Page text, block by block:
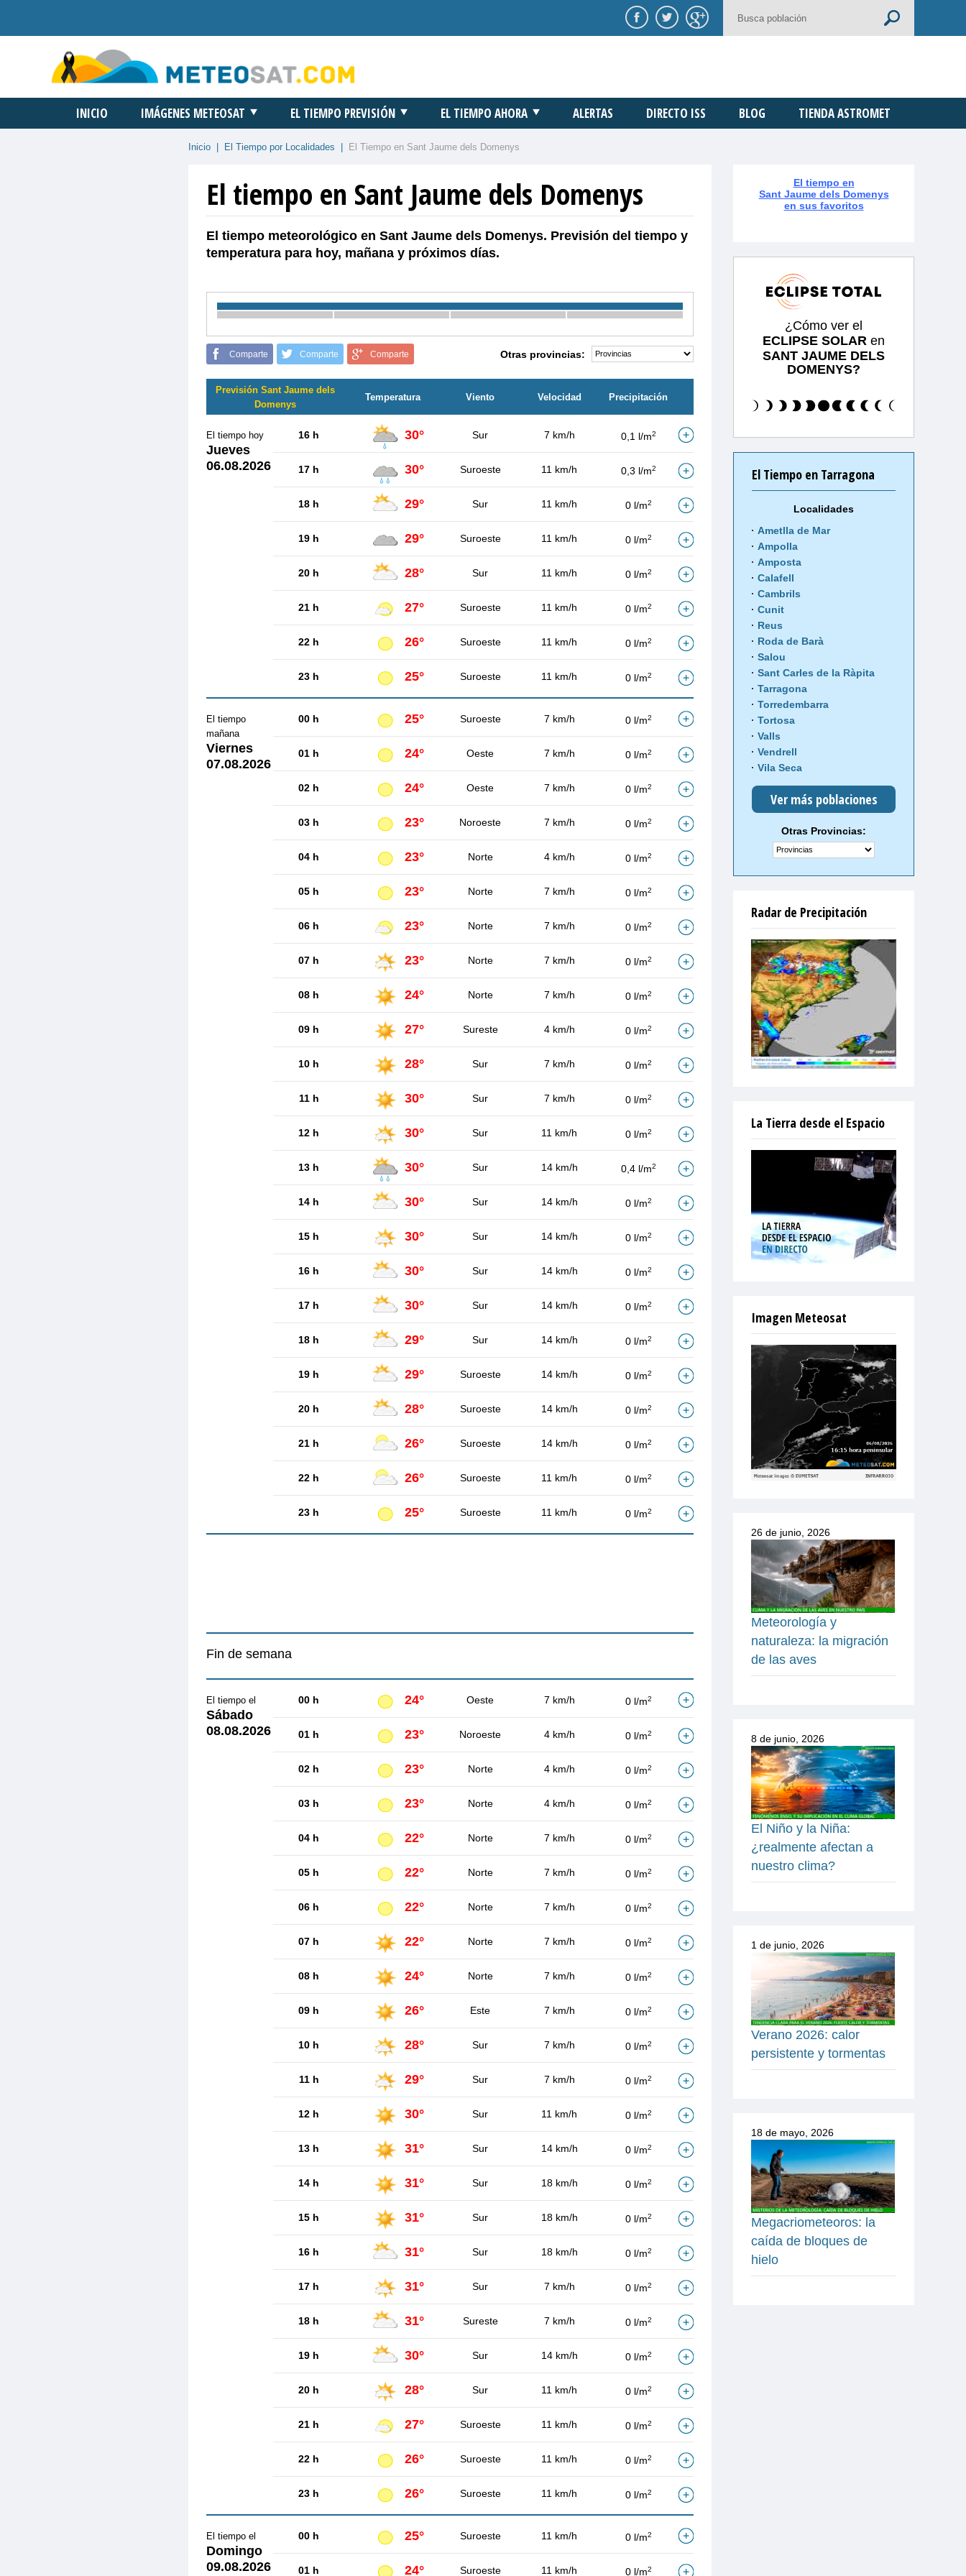
INICIO IMÁGENES METEOSAT EL TIEMPO PREVISIÓN EL TIEMPO AHORA ALERTAS DIRECTO ISS BLOG TIENDA ASTROMET
Inicio El Tiempo por Localidades El Tiempo en Sant Jaume dels Domenys
El tiempo en Sant Jaume dels Domenys
El tiempo meteorológico en Sant Jaume dels Domenys. Previsión del tiempo y
temperatura para hoy, mañana y próximos días.
Comparte Comparte Comparte Otras provincias:
Previsión Sant Jaume dels
Domenys
Temperatura Viento Velocidad Precipitación
El tiempo hoy
Jueves
06.08.2026
16 h 30° Sur 7 km/h 0,1 l/m2
17 h 30° Suroeste 11 km/h 0,3 l/m2
18 h 29° Sur 11 km/h 0 l/m2
19 h 29° Suroeste 11 km/h 0 l/m2
20 h 28° Sur 11 km/h 0 l/m2
21 h 27° Suroeste 11 km/h 0 l/m2
22 h 26° Suroeste 11 km/h 0 l/m2
23 h 25° Suroeste 11 km/h 0 l/m2
El tiempo
mañana
Viernes
07.08.2026
00 h 25° Suroeste 7 km/h 0 l/m2
01 h 24° Oeste 7 km/h 0 l/m2
02 h 24° Oeste 7 km/h 0 l/m2
03 h 23° Noroeste 7 km/h 0 l/m2
04 h 23° Norte 4 km/h 0 l/m2
05 h 23° Norte 7 km/h 0 l/m2
06 h 23° Norte 7 km/h 0 l/m2
07 h 23° Norte 7 km/h 0 l/m2
08 h 24° Norte 7 km/h 0 l/m2
09 h 27° Sureste 4 km/h 0 l/m2
10 h 28° Sur 7 km/h 0 l/m2
11 h 30° Sur 7 km/h 0 l/m2
12 h 30° Sur 11 km/h 0 l/m2
13 h 30° Sur 14 km/h 0,4 l/m2
14 h 30° Sur 14 km/h 0 l/m2
15 h 30° Sur 14 km/h 0 l/m2
16 h 30° Sur 14 km/h 0 l/m2
17 h 30° Sur 14 km/h 0 l/m2
18 h 29° Sur 14 km/h 0 l/m2
19 h 29° Suroeste 14 km/h 0 l/m2
20 h 28° Suroeste 14 km/h 0 l/m2
21 h 26° Suroeste 14 km/h 0 l/m2
22 h 26° Suroeste 11 km/h 0 l/m2
23 h 25° Suroeste 11 km/h 0 l/m2
Fin de semana
El tiempo el
Sábado
08.08.2026
00 h 24° Oeste 7 km/h 0 l/m2
01 h 23° Noroeste 4 km/h 0 l/m2
02 h 23° Norte 4 km/h 0 l/m2
03 h 23° Norte 4 km/h 0 l/m2
04 h 22° Norte 7 km/h 0 l/m2
05 h 22° Norte 7 km/h 0 l/m2
06 h 22° Norte 7 km/h 0 l/m2
07 h 22° Norte 7 km/h 0 l/m2
08 h 24° Norte 7 km/h 0 l/m2
09 h 26° Este 7 km/h 0 l/m2
10 h 28° Sur 7 km/h 0 l/m2
11 h 29° Sur 7 km/h 0 l/m2
12 h 30° Sur 11 km/h 0 l/m2
13 h 31° Sur 14 km/h 0 l/m2
14 h 31° Sur 18 km/h 0 l/m2
15 h 31° Sur 18 km/h 0 l/m2
16 h 31° Sur 18 km/h 0 l/m2
17 h 31° Sur 7 km/h 0 l/m2
18 h 31° Sureste 7 km/h 0 l/m2
19 h 30° Sur 14 km/h 0 l/m2
20 h 28° Sur 11 km/h 0 l/m2
21 h 27° Suroeste 11 km/h 0 l/m2
22 h 26° Suroeste 11 km/h 0 l/m2
23 h 26° Suroeste 11 km/h 0 l/m2
El tiempo el
Domingo
09.08.2026
00 h 25° Suroeste 11 km/h 0 l/m2
01 h 24° Suroeste 11 km/h 0 l/m2
El tiempo en
Sant Jaume dels Domenys
en sus favoritos
¿Cómo ver el
ECLIPSE SOLAR en
SANT JAUME DELS
DOMENYS?
El Tiempo en Tarragona
Localidades
Ametlla de Mar
Ampolla
Amposta
Calafell
Cambrils
Cunit
Reus
Roda de Barà
Salou
Sant Carles de la Ràpita
Tarragona
Torredembarra
Tortosa
Valls
Vendrell
Vila Seca
Ver más poblaciones
Otras Provincias:
Radar de Precipitación
La Tierra desde el Espacio
Imagen Meteosat
26 de junio, 2026
Meteorología y
naturaleza: la migración
de las aves
8 de junio, 2026
El Niño y la Niña:
¿realmente afectan a
nuestro clima?
1 de junio, 2026
Verano 2026: calor
persistente y tormentas
18 de mayo, 2026
Megacriometeoros: la
caída de bloques de
hielo